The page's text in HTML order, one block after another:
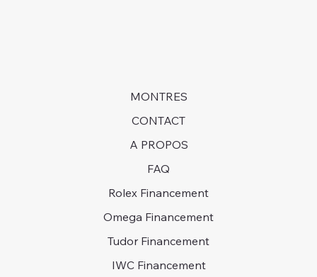
MONTRES
CONTACT
A PROPOS
FAQ
Rolex Financement
Omega Financement
Tudor Financement
IWC Financement